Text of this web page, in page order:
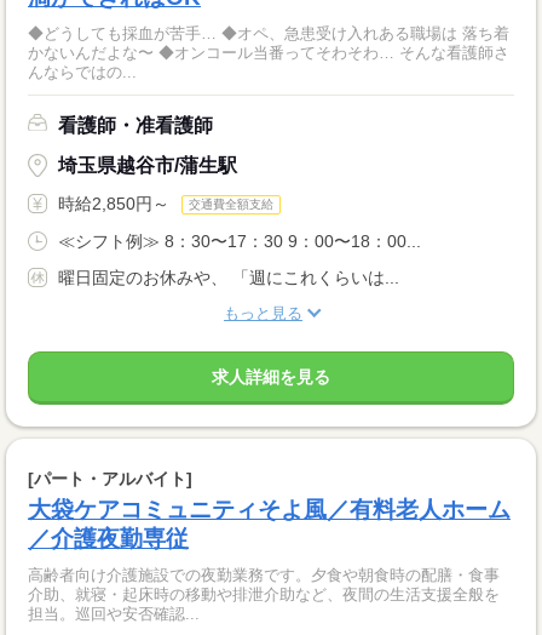
◆どうしても採血が苦手… ◆オペ、急患受け入れある職場は 落ち着
かないんだよな〜 ◆オンコール当番ってそわそわ… そんな看護師さ
んならではの...
看護師・准看護師
埼玉県越谷市/蒲生駅
時給2,850円～ 交通費全額支給
≪シフト例≫ 8：30〜17：30 9：00〜18：00...
曜日固定のお休みや、 「週にこれくらいは...
もっと見る
求人詳細を見る
[パート・アルバイト]
大袋ケアコミュニティそよ風／有料老人ホーム
／介護夜勤専従
高齢者向け介護施設での夜勤業務です。夕食や朝食時の配膳・食事
介助、就寝・起床時の移動や排泄介助など、夜間の生活支援全般を
担当。巡回や安否確認...